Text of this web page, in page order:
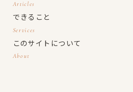
Articles
できること
Services
このサイトについて
About